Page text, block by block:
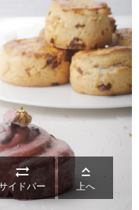

イドバー

上へ